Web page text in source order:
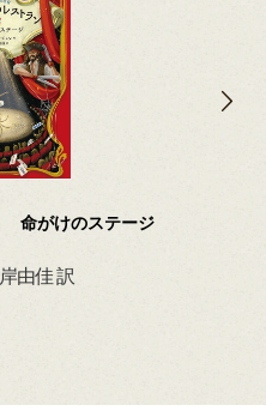
命がけのステージ
由佳 訳